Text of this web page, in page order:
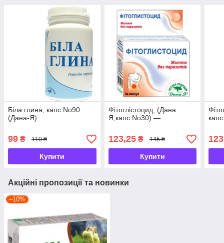
Біла глина, капс No90
(Дана-Я)
99 ₴ 110 ₴
Купити
Фітоглістоцид, (Дана
Я,капс No30) —
123,25₴ 145 ₴
Купити
Акційні пропозиції та новинки
–10%